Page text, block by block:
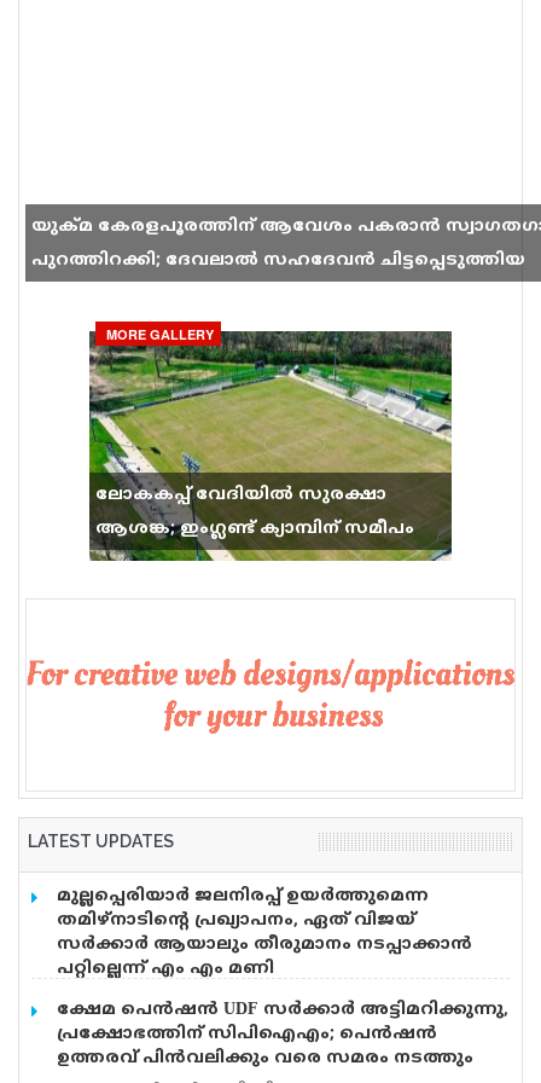
യുക്മ കേരളപൂരത്തിന് ആവേശം പകരാൻ
പുറത്തിറക്കി; ദേവലാൽ സഹദേവൻ ചിട്ടപ്പെടുത്തിയ
MORE GALLERY
ലോകകപ്പ് വേദിയിൽ സുരക്ഷാ
ആശങ്ക; ഇംഗ്ലണ്ട് ക്യാമ്പിന് സമീപം
വെടിവെപ്പ്, 9 പേർക്ക് പരിക്ക്
LATEST UPDATES
മുല്ലപ്പെരിയാർ ജലനിരപ്പ് ഉയർത്തുമെന്ന
തമിഴ്നാടിന്റെ പ്രഖ്യാപനം, ഏത് വിജയ്
സർക്കാർ ആയാലും തീരുമാനം നടപ്പാക്കാൻ
പറ്റില്ലെന്ന് എം എം മണി
മുല്ലപ്പെരിയാറിൽ ജലനിരപ്പ് ഉയർത്തും എന്ന
തമിഴ്നാടിന്റെ പ്രഖ്യാപനത്തിൽ പ്രതികരിച്ച് മുൻമന്ത്രി
എം എം മണി. തമിഴ്നാട് സർക്കാരിന്
തീരുമാനമെടുത്ത് അവിടെ വെക്കാനേ സാധിക്കു.
ക്ഷേമ പെൻഷൻ UDF സർക്കാർ അട്ടിമറിക്കുന്നു,
പ്രക്ഷോഭത്തിന് സിപിഐഎം; പെൻഷൻ
ഉത്തരവ് പിൻവലിക്കും വരെ സമരം നടത്തും